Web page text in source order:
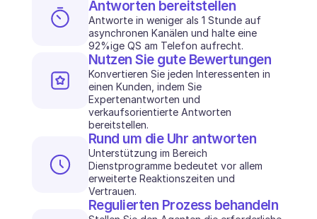
B2B SaaS
C2C Plattform
E-Commerce
Bildung
Fintech
Insurtech
Logistik
Marktplatz
Mobilität
Telekommunikation
Reisen
Dienstprogramme
MERKMALE
Antworten bereitstellen
Antworte in weniger als 1 Stunde auf
asynchronen Kanälen und halte eine
92%ige QS am Telefon aufrecht.
Nutzen Sie gute Bewertungen
Konvertieren Sie jeden Interessenten in
einen Kunden, indem Sie
Expertenantworten und
verkaufsorientierte Antworten
bereitstellen.
Rund um die Uhr antworten
Unterstützung im Bereich
Dienstprogramme bedeutet vor allem
erweiterte Reaktionszeiten und
Vertrauen.
Regulierten Prozess behandeln